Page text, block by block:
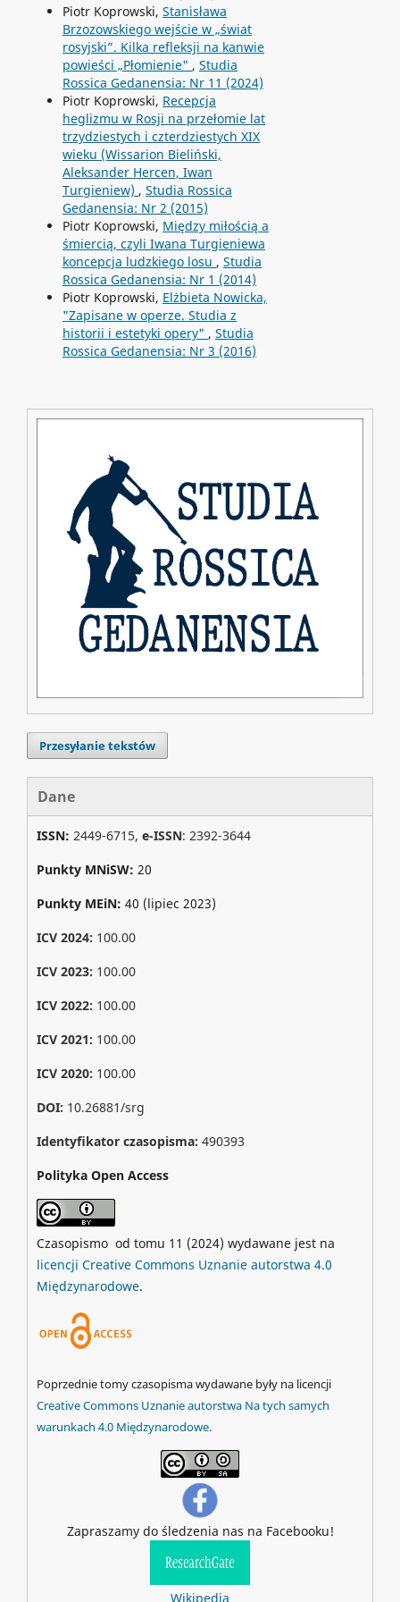
Piotr Koprowski, Stanisława
Brzozowskiego wejście w „świat
rosyjski”. Kilka refleksji na kanwie
powieści „Płomienie" , Studia
Rossica Gedanensia: Nr 11 (2024)
Piotr Koprowski, Recepcja
heglizmu w Rosji na przełomie lat
trzydziestych i czterdziestych XIX
wieku (Wissarion Bieliński,
Aleksander Hercen, Iwan
Turgieniew) , Studia Rossica
Gedanensia: Nr 2 (2015)
Piotr Koprowski, Między miłością a
śmiercią, czyli Iwana Turgieniewa
koncepcja ludzkiego losu , Studia
Rossica Gedanensia: Nr 1 (2014)
Piotr Koprowski, Elżbieta Nowicka,
"Zapisane w operze. Studia z
historii i estetyki opery" , Studia
Rossica Gedanensia: Nr 3 (2016)
Przesyłanie tekstów
Dane
ISSN: 2449-6715, e-ISSN: 2392-3644
Punkty MNiSW: 20
Punkty MEiN: 40 (lipiec 2023)
ICV 2024: 100.00
ICV 2023: 100.00
ICV 2022: 100.00
ICV 2021: 100.00
ICV 2020: 100.00
DOI: 10.26881/srg
Identyfikator czasopisma: 490393
Polityka Open Access
Czasopismo od tomu 11 (2024) wydawane jest na
licencji Creative Commons Uznanie autorstwa 4.0
Międzynarodowe.
Poprzednie tomy czasopisma wydawane były na licencji
Creative Commons Uznanie autorstwa Na tych samych
warunkach 4.0 Międzynarodowe.
Zapraszamy do śledzenia nas na Facebooku!
Wikipedia